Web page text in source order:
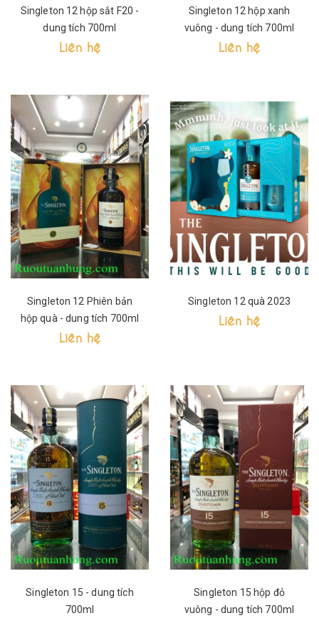
Singleton 12 hộp sắt F20 -
dung tích 700ml
Liên hệ
Singleton 12 hộp xanh
vuông - dung tích 700ml
Liên hệ
Singleton 12 Phiên bản
hộp quà - dung tích 700ml
Liên hệ
Singleton 12 quà 2023
Liên hệ
Singleton 15 - dung tích
700ml
Singleton 15 hộp đỏ
vuông - dung tích 700ml